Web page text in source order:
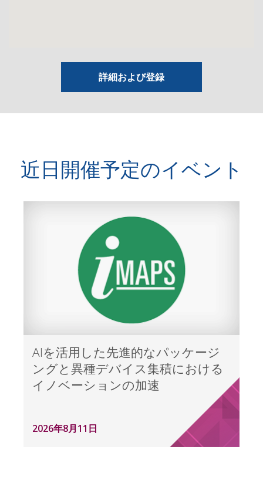
詳細および登録
近日開催予定のイベント
AIを活用した先進的なパッケージ
ングと異種デバイス集積における
イノベーションの加速
2026年8月11日